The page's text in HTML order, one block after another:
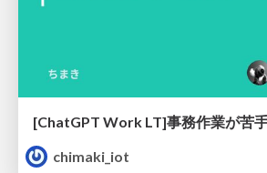
chimaki_iot